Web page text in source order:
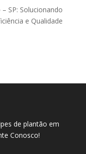
SP: Solucionando
e Qualidade
de plantão em
Conosco!